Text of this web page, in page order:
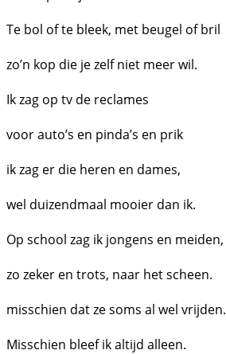
Te bol of te bleek, met beugel of bril
zo’n kop die je zelf niet meer wil.
Ik zag op tv de reclames
voor auto’s en pinda’s en prik
ik zag er die heren en dames,
wel duizendmaal mooier dan ik.
Op school zag ik jongens en meiden,
zo zeker en trots, naar het scheen.
misschien dat ze soms al wel vrijden.
Misschien bleef ik altijd alleen.